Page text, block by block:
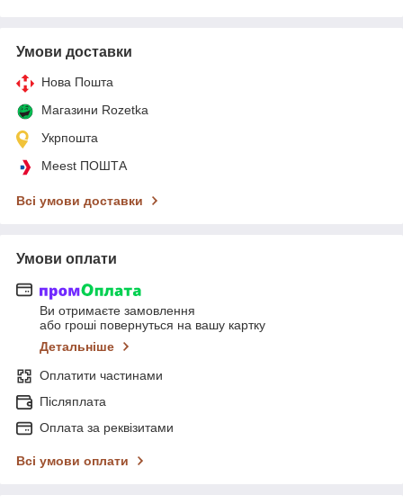
Умови доставки
Нова Пошта
Магазини Rozetka
Укрпошта
Meest ПОШТА
Всі умови доставки
Умови оплати
Ви отримаєте замовлення
або гроші повернуться на вашу картку
Детальніше
Оплатити частинами
Післяплата
Оплата за реквізитами
Всі умови оплати